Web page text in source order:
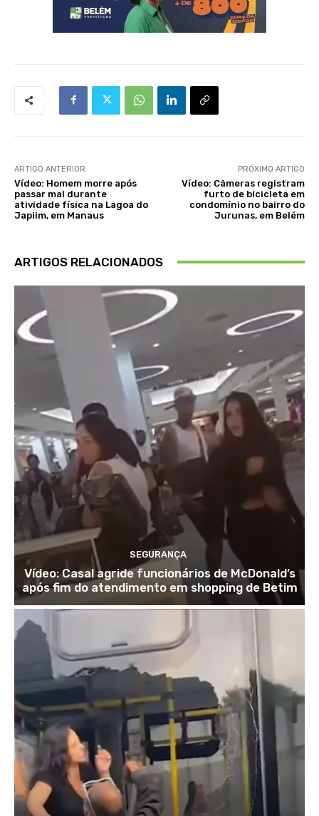
ARTIGO ANTERIOR
Vídeo: Homem morre após
passar mal durante
atividade física na Lagoa do
Japiim, em Manaus
PRÓXIMO ARTIGO
Vídeo: Câmeras registram
furto de bicicleta em
condomínio no bairro do
Jurunas, em Belém
ARTIGOS RELACIONADOS
SEGURANÇA
Vídeo: Casal agride funcionários de McDonald’s
após fim do atendimento em shopping de Betim